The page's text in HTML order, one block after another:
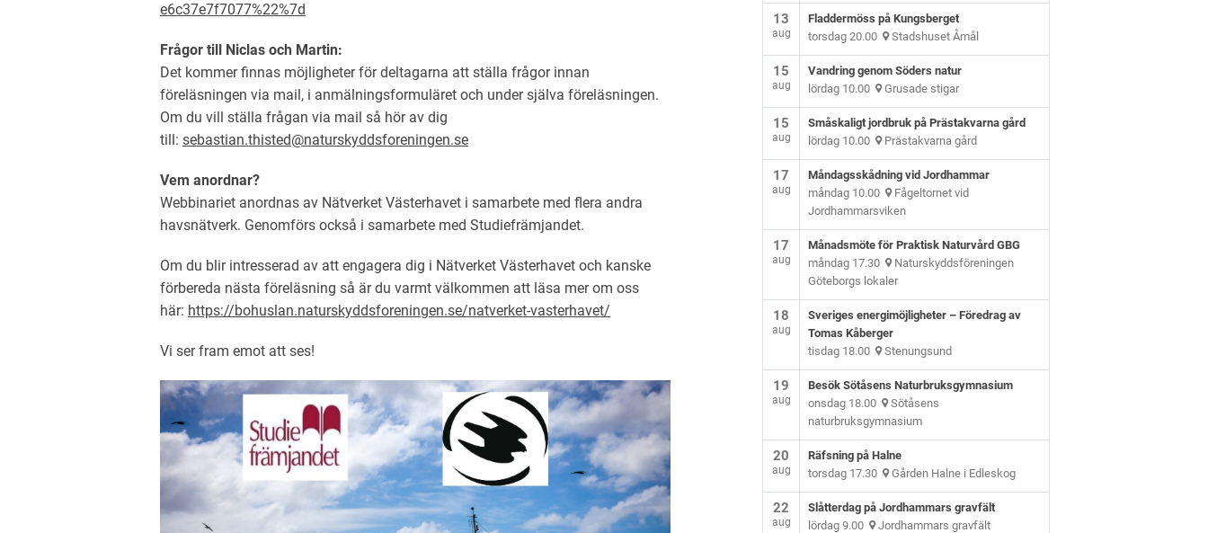
e6c37e7f7077%22%7d
Frågor till Niclas och Martin:
Det kommer finnas möjligheter för deltagarna att ställa frågor innan
föreläsningen via mail, i anmälningsformuläret och under själva föreläsningen.
Om du vill ställa frågan via mail så hör av dig
till: sebastian.thisted@naturskyddsforeningen.se
Vem anordnar?
Webbinariet anordnas av Nätverket Västerhavet i samarbete med flera andra
havsnätverk. Genomförs också i samarbete med Studiefrämjandet.
Om du blir intresserad av att engagera dig i Nätverket Västerhavet och kanske
förbereda nästa föreläsning så är du varmt välkommen att läsa mer om oss
här: https://bohuslan.naturskyddsforeningen.se/natverket-vasterhavet/
Vi ser fram emot att ses!
13
aug
Fladdermöss på Kungsberget
torsdag 20.00 Stadshuset Åmål
15
aug
Vandring genom Söders natur
lördag 10.00 Grusade stigar
15
aug
Småskaligt jordbruk på Prästakvarna gård
lördag 10.00 Prästakvarna gård
17
aug
Måndagsskådning vid Jordhammar
måndag 10.00 Fågeltornet vid
Jordhammarsviken
17
aug
Månadsmöte för Praktisk Naturvård GBG
måndag 17.30 Naturskyddsföreningen
Göteborgs lokaler
18
aug
Sveriges energimöjligheter – Föredrag av
Tomas Kåberger
tisdag 18.00 Stenungsund
19
aug
Besök Sötåsens Naturbruksgymnasium
onsdag 18.00 Sötåsens
naturbruksgymnasium
20
aug
Räfsning på Halne
torsdag 17.30 Gården Halne i Edleskog
22
aug
Slåtterdag på Jordhammars gravfält
lördag 9.00 Jordhammars gravfält